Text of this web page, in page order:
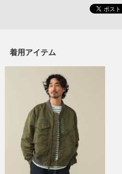
着用アイテム